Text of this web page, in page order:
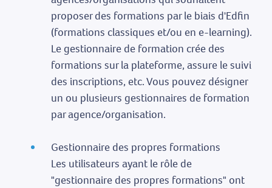
proposer des formations par le biais d'Edfin
(formations classiques et/ou en e-learning).
Le gestionnaire de formation crée des
formations sur la plateforme, assure le suivi
des inscriptions, etc. Vous pouvez désigner
un ou plusieurs gestionnaires de formation
par agence/organisation.
Gestionnaire des propres formations
Les utilisateurs ayant le rôle de
"gestionnaire des propres formations" ont